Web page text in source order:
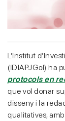
L’Institut
(IDIAPJGol) ha
protocols en
que vol donar
disseny i la
qualitatives,